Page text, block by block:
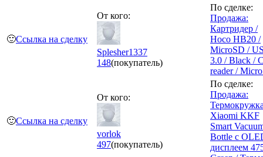
🙂Ссылка на сделку
От кого:
Splesher1337
148(покупатель)
По сделке:
Продажа:
Картридер /
Hoco HB20 /
MicroSD /
3.0 / Black /
reader /
🙂Ссылка на сделку
От кого:
vorlok
497(покупатель)
По сделке:
Продажа:
Xiaomi KKF
Smart
Bottle с
дисплеем